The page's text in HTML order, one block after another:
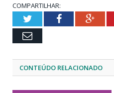
COMPARTILHAR:
TwitterFacebook
Email
CONTEÚDO RELACIONADO